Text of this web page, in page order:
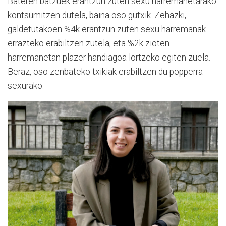
kontsumitzen dutela, baina oso gutxik. Zehazki,
galdetutakoen %4k erantzun zuten sexu harremanak
errazteko erabiltzen zutela, eta %2k zioten
harremanetan plazer handiagoa lortzeko egiten zuela.
Beraz, oso zenbateko txikiak erabiltzen du popperra
sexurako.